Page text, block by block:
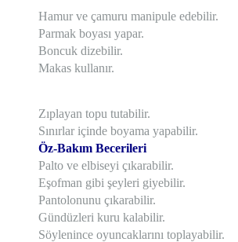
Hamur ve çamuru manipule edebilir.
Parmak boyası yapar.
Boncuk dizebilir.
Makas kullanır.
Zıplayan topu tutabilir.
Sınırlar içinde boyama yapabilir.
Öz-Bakım Becerileri
Palto ve elbiseyi çıkarabilir.
Eşofman gibi şeyleri giyebilir.
Pantolonunu çıkarabilir.
Gündüzleri kuru kalabilir.
Söylenince oyuncaklarını toplayabilir.